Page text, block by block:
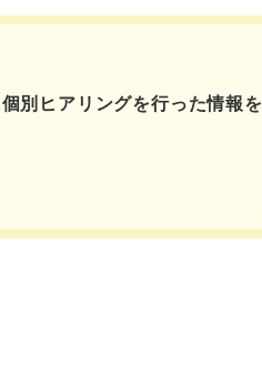
別ヒアリングを行った情報を